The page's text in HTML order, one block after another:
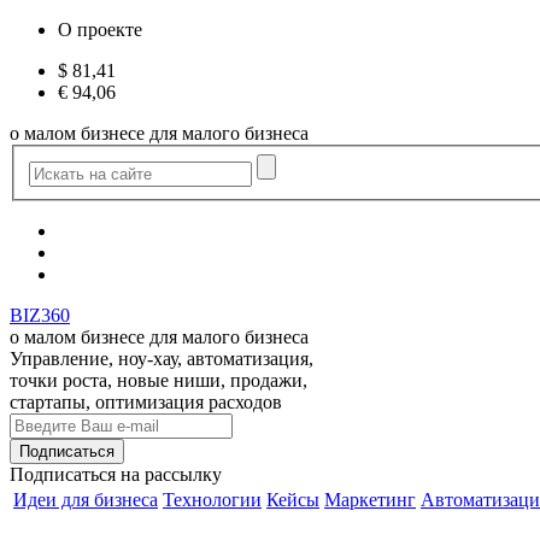
О проекте
$ 81,41
€ 94,06
о малом бизнесе для малого бизнеса
BIZ360
о малом бизнесе для малого бизнеса
Управление, ноу-хау, автоматизация,
точки роста, новые ниши, продажи,
стартапы, оптимизация расходов
Подписаться на рассылку
Идеи для бизнеса Технологии Кейсы Маркетинг